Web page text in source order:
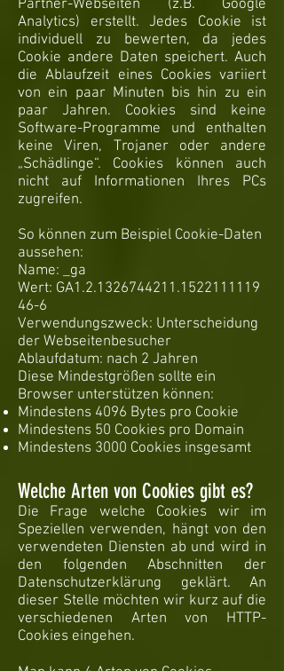
Partner-Webseiten (z.B. Google
Analytics) erstellt. Jedes Cookie ist
individuell zu bewerten, da jedes
Cookie andere Daten speichert. Auch
die Ablaufzeit eines Cookies variiert
von ein paar Minuten bis hin zu ein
paar Jahren. Cookies sind keine
Software-Programme und enthalten
keine Viren, Trojaner oder andere
„Schädlinge“. Cookies können auch
nicht auf Informationen Ihres PCs
zugreifen.
So können zum Beispiel Cookie-Daten
aussehen:
Name: _ga
Wert: GA1.2.1326744211.1522111119
46-6
Verwendungszweck: Unterscheidung
der Webseitenbesucher
Ablaufdatum: nach 2 Jahren
Diese Mindestgrößen sollte ein
Browser unterstützen können:
Mindestens 4096 Bytes pro Cookie
Mindestens 50 Cookies pro Domain
Mindestens 3000 Cookies insgesamt
Welche Arten von Cookies gibt es?
Die Frage welche Cookies wir im
Speziellen verwenden, hängt von den
verwendeten Diensten ab und wird in
den folgenden Abschnitten der
Datenschutzerklärung geklärt. An
dieser Stelle möchten wir kurz auf die
verschiedenen Arten von HTTP-
Cookies eingehen.